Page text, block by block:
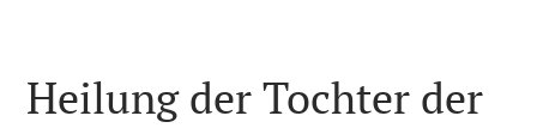
Heilung der Tochter der